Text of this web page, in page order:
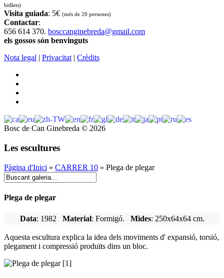
bitllets)
Visita guiada: 5€ (més de 20 persones)
Contactar:
656 614 370. bosccanginebreda@gmail.com
els gossos són benvinguts
Nota legal | Privacitat | Crèdits
Bosc de Can Ginebreda © 2026
Les escultures
Pàgina d'Inici » CARRER 10 » Plega de plegar
Plega de plegar
Data: 1982 Material: Formigó. Mides: 250x64x64 cm.
Aquesta escultura explica la idea dels moviments d' expansió, torsió,
plegament i compressió produïts dins un bloc.